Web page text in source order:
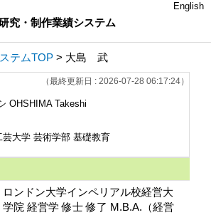
究・制作業績システム
English
テムTOP > 大島 武
（最終更新日 : 2026-07-28 06:17:24）
OHSHIMA Takeshi
芸大学 芸術学部 基礎教育
ロンドン大学インペリアル校経営大
学院 経営学 修士 修了 M.B.A.（経営